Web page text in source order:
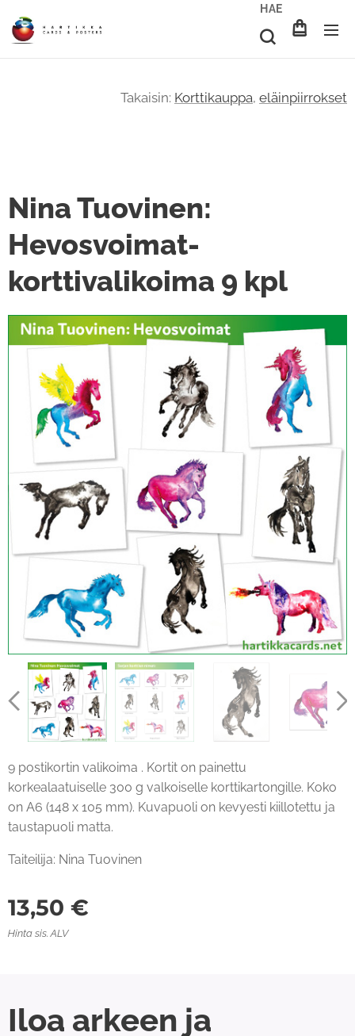
HAE
Takaisin: Korttikauppa, eläinpiirrokset
Nina Tuovinen:
Hevosvoimat-
korttivalikoima 9 kpl
9 postikortin valikoima . Kortit on painettu
korkealaatuiselle 300 g valkoiselle korttikartongille. Koko
on A6 (148 x 105 mm). Kuvapuoli on kevyesti kiillotettu ja
taustapuoli matta.
Taiteilija: Nina Tuovinen
13,50 €
Hinta sis. ALV
Iloa arkeen ja